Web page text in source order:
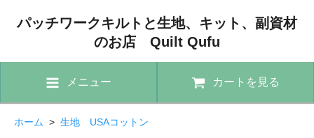
パッチワークキルトと生地、キット、副資材
のお店 Quilt Qufu
メニュー カートを見る
ホーム > 生地 USAコットン